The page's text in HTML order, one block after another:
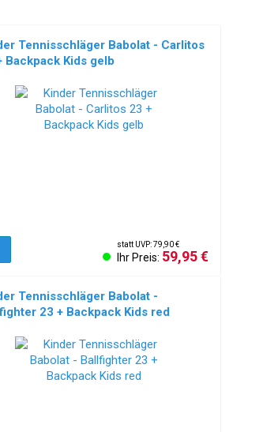
Tennisschläger Babolat - Carlitos
Backpack Kids gelb
statt UVP: 79,90 €
Ihr Preis: 59,95 €
Tennisschläger Babolat -
23 + Backpack Kids red